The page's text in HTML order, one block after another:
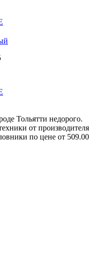
Тольятти недорого.
от производителя
по цене от 509.00